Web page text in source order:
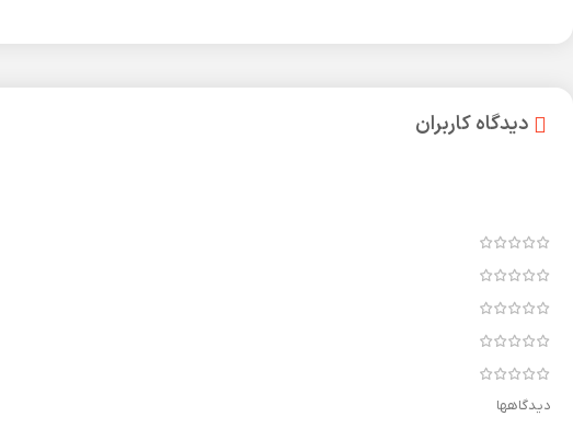
دیدگاه کاربران
دیدگاهها